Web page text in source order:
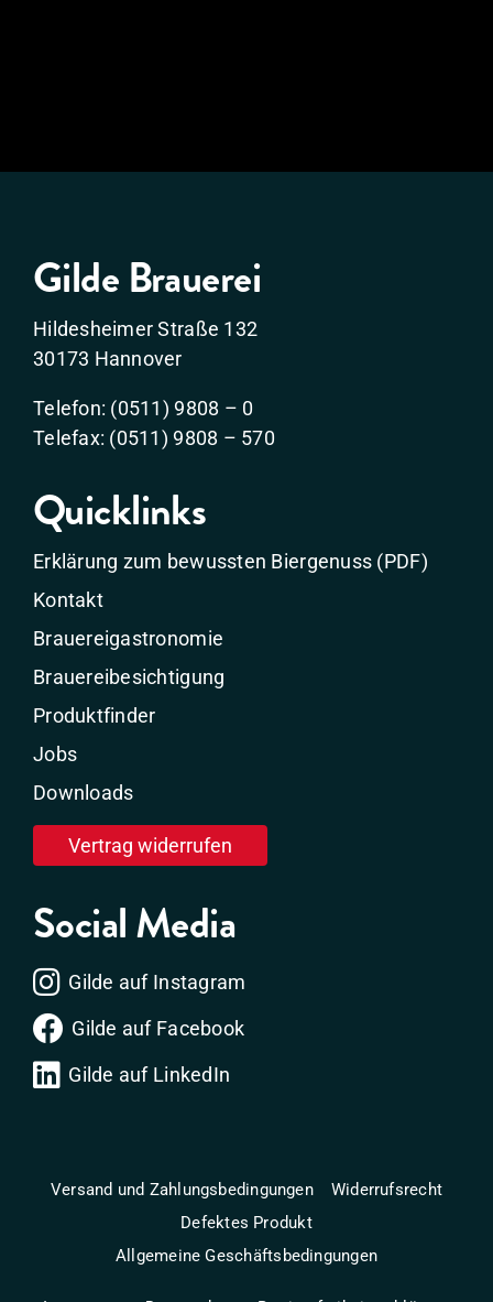
Gilde Brauerei
Hildesheimer Straße 132
30173 Hannover
Telefon: (0511) 9808 – 0
Telefax: (0511) 9808 – 570
Quicklinks
Erklärung zum bewussten Biergenuss (PDF)
Kontakt
Brauereigastronomie
Brauereibesichtigung
Produktfinder
Jobs
Downloads
Vertrag widerrufen
Social Media
Gilde auf Instagram
Gilde auf Facebook
Gilde auf LinkedIn
Versand und Zahlungsbedingungen
Widerrufsrecht
Defektes Produkt
Allgemeine Geschäftsbedingungen